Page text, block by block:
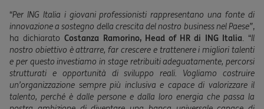
“Per ING Italia i giovani professionisti rappresentano una fonte di
innovazione a sostegno della crescita del nostro business nel Paese”,
ha dichiaratoCostanza Ramorino, Head of HR di ING Italia. “Il
nostro obiettivo è attrarre, far crescere e trattenere i migliori talenti
e per questo investiamo in stage retribuiti adeguatamente, percorsi
strutturati e opportunità di sviluppo reali. Vogliamo costruire
un’organizzazione sempre più inclusiva e capace di valorizzare il
talento, perché è dalle persone e dalla loro energia che passa la